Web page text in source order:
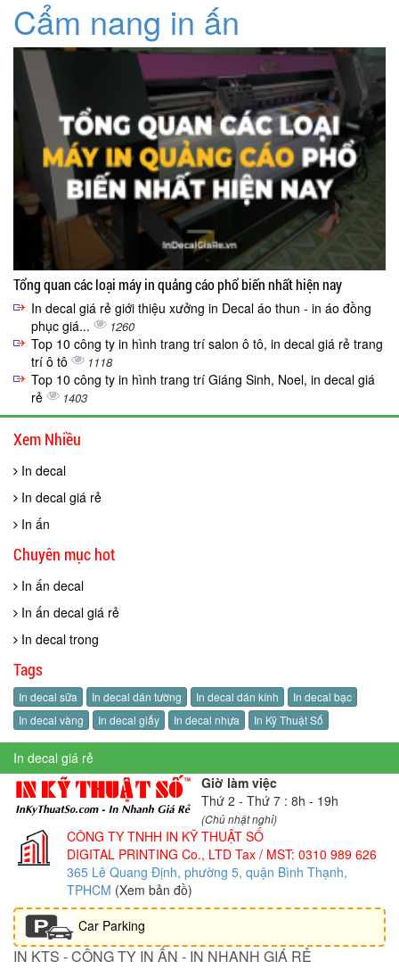
Cẩm nang in ấn
Tổng quan các loại máy in quảng cáo phổ biến nhất hiện nay
In decal giá rẻ giới thiệu xưởng in Decal áo thun - in áo đồng
phục giá...
1260
Top 10 công ty in hình trang trí salon ô tô, in decal giá rẻ trang
trí ô tô
1118
Top 10 công ty in hình trang trí Giáng Sinh, Noel, in decal giá
rẻ
1403
Xem Nhiều
In decal
In decal giá rẻ
In ấn
Chuyên mục hot
In ấn decal
In ấn decal giá rẻ
In decal trong
Tags
In decal sữa In decal dán tường In decal dán kính
In decal bạc
In decal vàng
In decal giấy In decal nhựa In Kỹ Thuật Số
In decal giá rẻ
Giờ làm việc
Thứ 2 - Thứ 7 : 8h - 19h
(Chủ nhật nghỉ)
CÔNG TY TNHH IN KỸ THUẬT SỐ
DIGITAL PRINTING Co., LTD Tax / MST: 0310 989 626
365 Lê Quang Định, phường 5, quận Bình Thạnh,
TPHCM (Xem bản đồ)
Car Parking
IN KTS - CÔNG TY IN ẤN - IN NHANH GIÁ RẺ